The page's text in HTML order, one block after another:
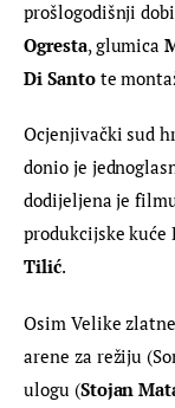
prošlogodišnji
Ogresta, glumica
Di Santo te
Ocjenjivački sud
donio je
dodijeljena je
produkcijske
Tilić.
Osim Velike
arene za režiju
ulogu (Stojan